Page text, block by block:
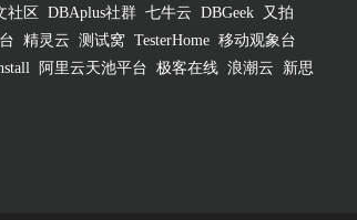
社区 DBAplus社群 七牛云 DBGeek
又拍
精灵云 测试窝 TesterHome 移动观象台
阿里云天池平台 极客在线 浪潮云
新思